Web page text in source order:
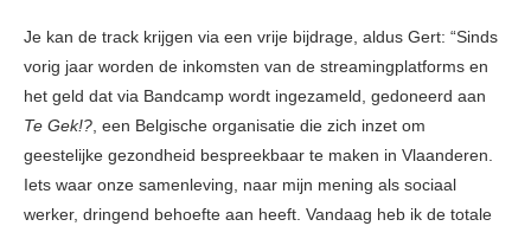
Je kan de track krijgen via een vrije bijdrage, aldus Gert: “Sinds
vorig jaar worden de inkomsten van de streamingplatforms en
het geld dat via Bandcamp wordt ingezameld, gedoneerd aan
Te Gek!?, een Belgische organisatie die zich inzet om
geestelijke gezondheid bespreekbaar te maken in Vlaanderen.
Iets waar onze samenleving, naar mijn mening als sociaal
werker, dringend behoefte aan heeft. Vandaag heb ik de totale